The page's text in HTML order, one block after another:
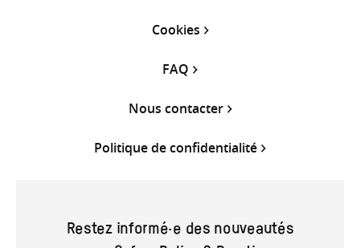
Cookies
FAQ
Nous contacter
Politique de confidentialité
Restez informé·e des nouveautés